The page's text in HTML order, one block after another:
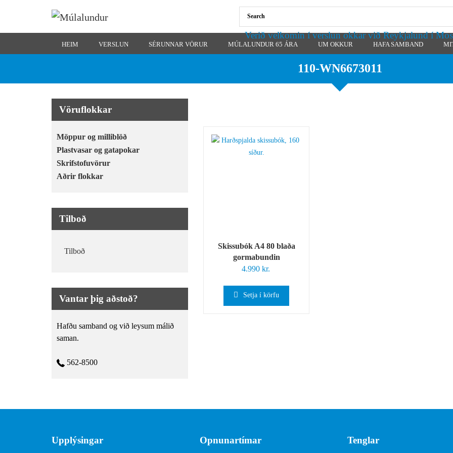
Verið velkomin í verslun okkar við Reykjalund í
HEIM VERSLUN SÉRUNNAR VÖRUR MÚLALUNDUR 65 ÁRA UM OKKUR HAFA SAMBAND
110-WN6673011
Skissubók A4 80 blaða
gormabundin
4.990 kr.
Setja í körfu
Vöruflokkar
Möppur og milliblöð
Plastvasar og gatapokar
Skrifstofuvörur
Aðrir flokkar
Tilboð
Tilboð
Vantar þig aðstoð?
Hafðu samband og við leysum málið
saman.
562-8500
Upplýsingar Opnunartímar Tenglar